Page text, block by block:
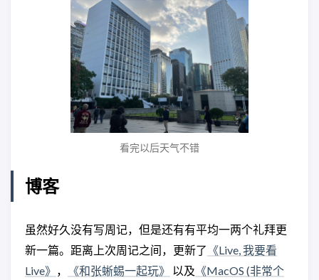
看完以后天气不错
博客
虽然好久没有写周记，但是还有有平均一两个礼拜更
新一篇。距离上次周记之间，更新了 《Live, 我要看
Live》 ， 《和张蜥蜴一起玩》 以及 《MacOS (非常个